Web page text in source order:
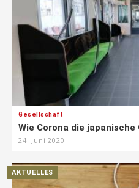
Gesellschaft
Wie Corona die
24. Juni 2020
AKTUELLES